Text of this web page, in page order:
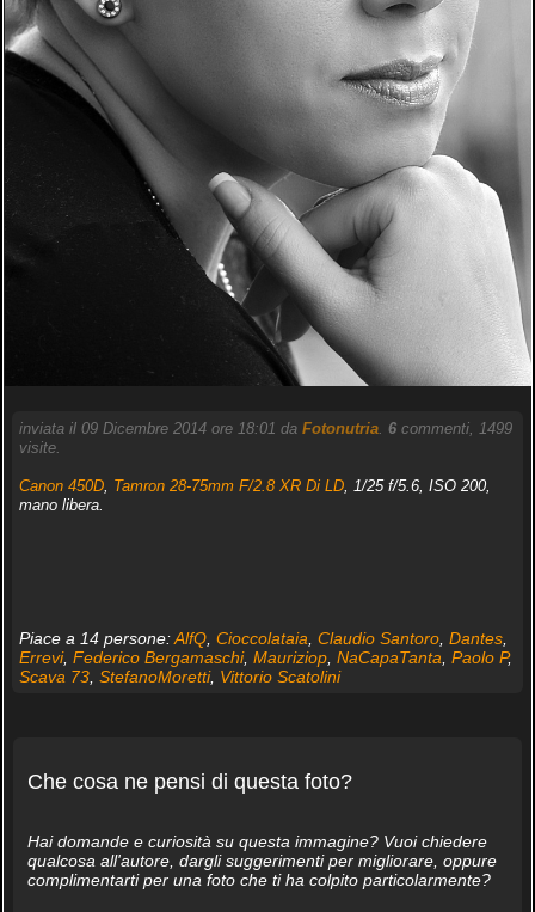
inviata il 09 Dicembre 2014 ore 18:01 da Fotonutria. 6commenti, 1499
visite.
Canon 450D, Tamron 28-75mm F/2.8 XR Di LD, 1/25 f/5.6, ISO 200,
mano libera.
Piace a 14 persone:AlfQ, Cioccolataia Claudio Santoro, Dantes,
Errevi, Federico Bergamaschi, Mauriziop, NaCapaTanta Paolo P,
Scava 73, StefanoMoretti, Vittorio Scatolini
Che cosa ne pensi di questa foto?
Hai domande e curiosità su questa immagine? Vuoi chiedere
qualcosa all'autore, dargli suggerimenti per migliorare, oppure
complimentarti per una foto che ti ha colpito particolarmente?